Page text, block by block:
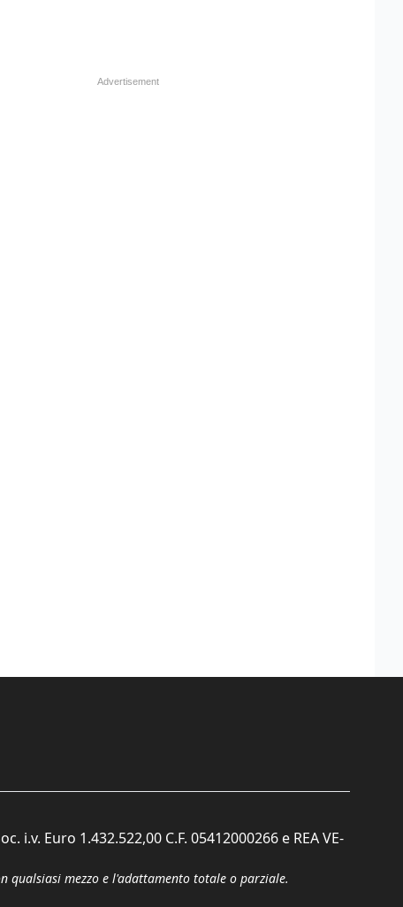
i.v. Euro 1.432.522,00 C.F. 05412000266 e REA VE-
mezzo e l'adattamento totale o parziale.